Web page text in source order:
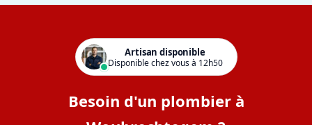
Artisan disponible
Disponible chez vous à 12h50
Besoin d'un plombier à